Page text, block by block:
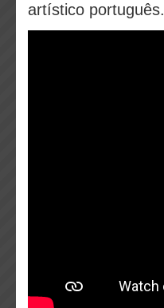
artístico português.